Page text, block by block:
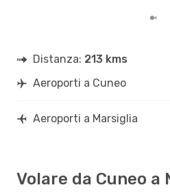
Distanza: 213 kms
Aeroporti a Cuneo
Aeroporti a Marsiglia
Volare da Cuneo a